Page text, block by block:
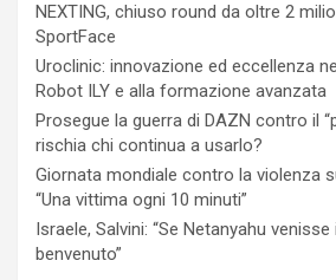
NEXTING, chiuso round da oltre 2
SportFace
Uroclinic: innovazione ed eccellenza
Robot ILY e alla formazione avanzata
Prosegue la guerra di DAZN contro il
rischia chi continua a usarlo?
Giornata mondiale contro la violenza
“Una vittima ogni 10 minuti”
Israele, Salvini: “Se Netanyahu
benvenuto”